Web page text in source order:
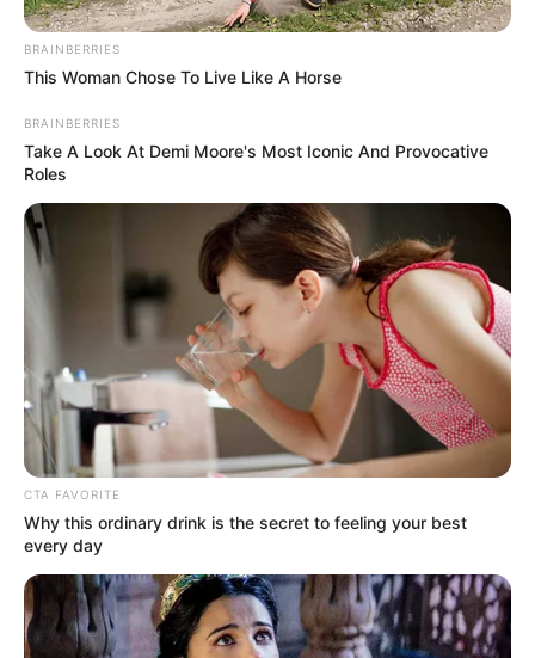
Θλίψη στην Εύβοια για γυναίκα
Ακολουθήστε το evianews.com στο
News
BRAINBERRIES
This Woman Chose To Live Like A Horse
BRAINBERRIES
Take A Look At Demi Moore's Most Iconic And Provocative
Roles
CTA FAVORITE
Why this ordinary drink is the secret to feeling your best
every day